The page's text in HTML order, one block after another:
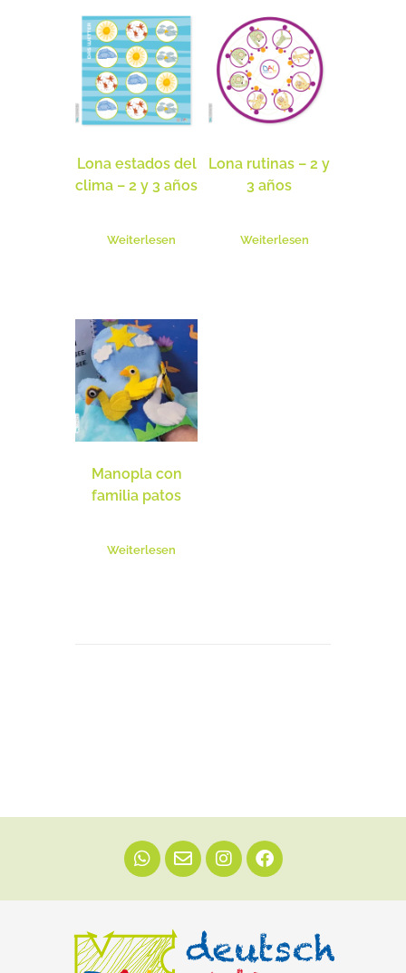
Lona estados del
clima – 2 y 3 años
Weiterlesen
Lona rutinas – 2 y
3 años
Weiterlesen
Manopla con
familia patos
Weiterlesen